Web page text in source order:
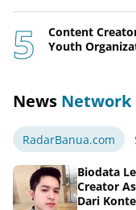
Content
Youth
News Network
RadarBanua.com
Biodata
Creator
Dari